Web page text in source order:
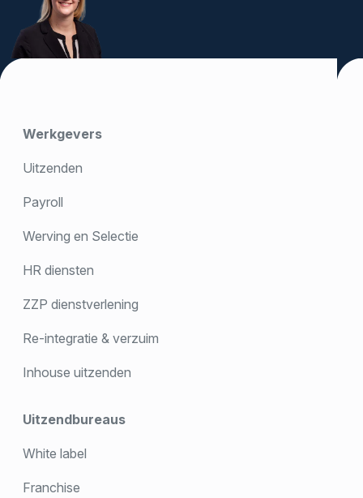
Werkgevers
Uitzenden
Payroll
Werving en Selectie
HR diensten
ZZP dienstverlening
Re-integratie & verzuim
Inhouse uitzenden
Uitzendbureaus
White label
Franchise